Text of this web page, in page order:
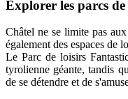
Explorer les parcs de
Châtel ne se limite pas
également des espaces de
Le Parc de loisirs
tyrolienne géante, tandis
de se détendre et de